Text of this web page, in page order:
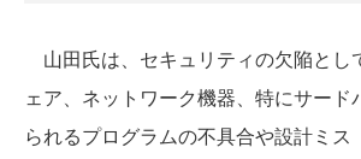
山田氏は、セキュリティの欠陥とし
ェア、ネットワーク機器、特にサード
られるプログラムの不具合や設計ミス